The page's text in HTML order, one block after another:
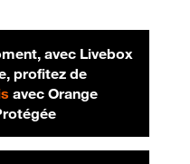
avec Livebox
profitez de
20 € par mois
avec Orange